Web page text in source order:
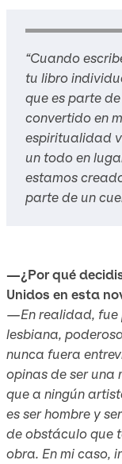
“Cuando
tu libro
que es parte
convertido en
espiritualidad
un todo en
estamos
parte de un
—¿Por qué
Unidos en esta
—En realidad, fue
lesbiana,
nunca fuera
opinas de ser una
que a ningún
es ser hombre y
de obstáculo que
obra. En mi caso,